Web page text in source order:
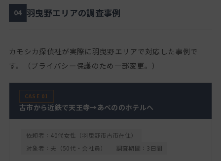
04 羽曳野エリアの調査事例
カモシカ探偵社が実際に羽曳野エリアで対応した事例で
す。（プライバシー保護のため一部変更。）
CASE 01
古市から近鉄で天王寺→あべののホテルへ
依頼者：40代女性（羽曳野市古市在住）
対象者：夫（50代・会社員）
調査期間：3日間